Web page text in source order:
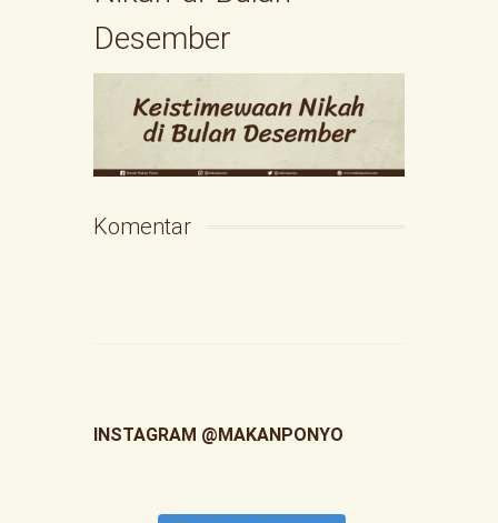
Desember
Komentar
INSTAGRAM @MAKANPONYO